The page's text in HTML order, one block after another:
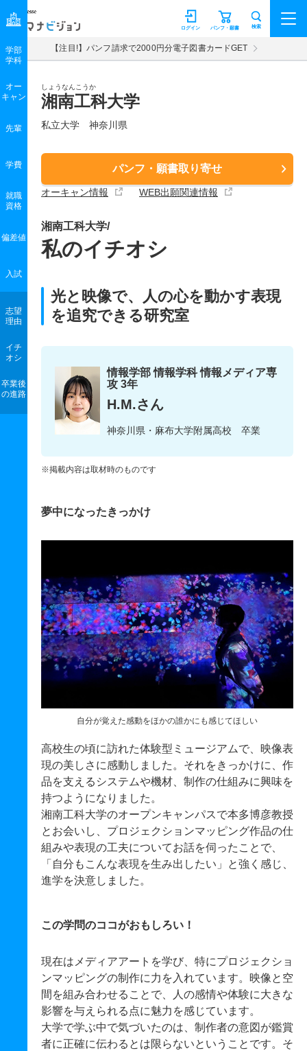
マナビジョン パンフ・願書
ログイン 検索
【注目!】パンフ請求で2000円分電子図書カードGET
しょうなんこうか
湘南工科大学
私立大学 神奈川県
パンフ・願書取り寄せ
オーキャン情報 WEB出願関連情報
学部
学科
オー
キャン
先輩
学費
就職
資格
偏差値
入試
志望
理由
イチ
オシ
卒業後
の進路
湘南工科大学/
私のイチオシ
光と映像で、人の心を動かす表現
を追究できる研究室
情報学部 情報学科 情報メディア専
攻 3年
H.M.さん
神奈川県・麻布大学附属高校 卒業
※掲載内容は取材時のものです
夢中になったきっかけ
自分が覚えた感動をほかの誰かにも感じてほしい
高校生の頃に訪れた体験型ミュージアムで、映像表
現の美しさに感動しました。それをきっかけに、作
品を支えるシステムや機材、制作の仕組みに興味を
持つようになりました。
湘南工科大学のオープンキャンパスで本多博彦教授
とお会いし、プロジェクションマッピング作品の仕
組みや表現の工夫についてお話を伺ったことで、
「自分もこんな表現を生み出したい」と強く感じ、
進学を決意しました。
この学問のココがおもしろい！
現在はメディアアートを学び、特にプロジェクショ
ンマッピングの制作に力を入れています。映像と空
間を組み合わせることで、人の感情や体験に大きな
影響を与えられる点に魅力を感じています。
大学で学ぶ中で気づいたのは、制作者の意図が鑑賞
者に正確に伝わるとは限らないということです。そ